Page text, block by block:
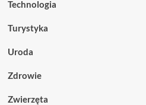
Technologia
Turystyka
Uroda
Zdrowie
Zwierzęta